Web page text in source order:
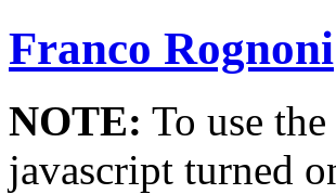
Franco Rognoni
NOTE: To use
javascript turned